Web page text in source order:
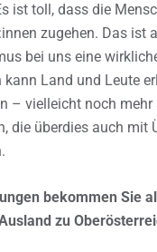
ist toll, dass die
zugehen. Das ist
bei uns eine
Land und Leute
– vielleicht noch
die überdies auch mit
bekommen Sie
zu